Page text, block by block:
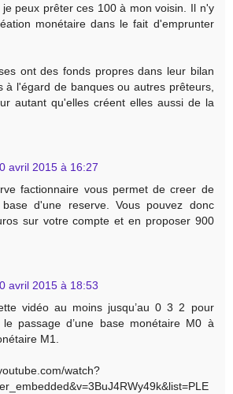
je peux prêter ces 100 à mon voisin. Il n'y
monétaire dans le fait d'emprunter
ont des fonds propres dans leur bilan
à l'égard de banques ou autres prêteurs,
autant qu'elles créent elles aussi de la
avril 2015 à 16:27
factionnaire vous permet de creer de
d'une reserve. Vous pouvez donc
sur votre compte et en proposer 900
avril 2015 à 18:53
vidéo au moins jusqu’au 0 3 2 pour
le passage d’une base monétaire M0 à
M1.
watch?